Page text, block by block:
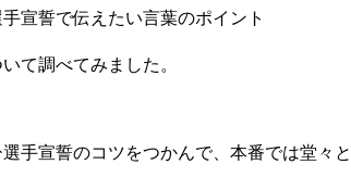
手宣誓で伝えたい言葉のポイント
て調べてみました。
手宣誓のコツをつかんで、本番では堂々